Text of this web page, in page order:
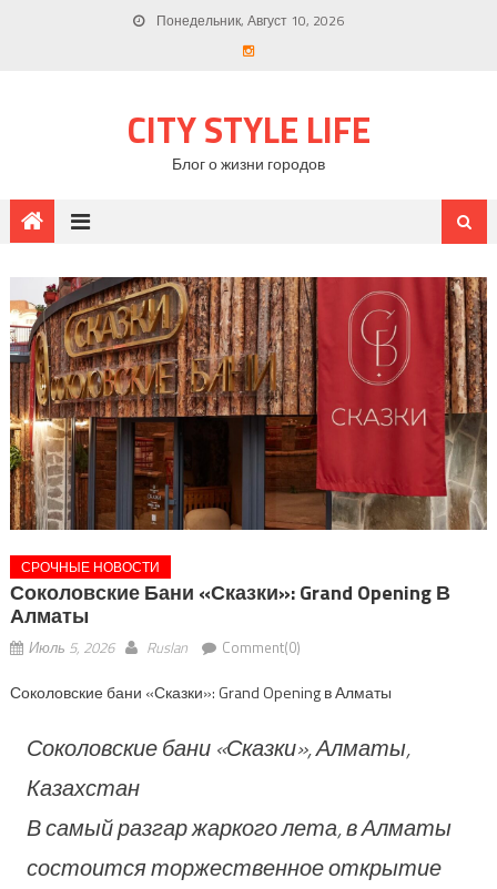
Понедельник, Август 10, 2026
CITY STYLE LIFE
Блог о жизни городов
СРОЧНЫЕ НОВОСТИ
Соколовские Бани «Сказки»: Grand Opening В
Алматы
Июль 5, 2026 Ruslan Comment(0)
Соколовские бани «Сказки»: Grand Opening в Алматы
Соколовские бани «Сказки», Алматы,
Казахстан
В самый разгар жаркого лета, в Алматы
состоится торжественное открытие